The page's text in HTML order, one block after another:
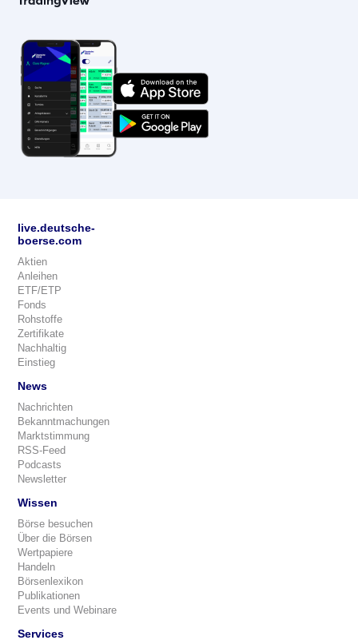
live.deutsche-
boerse.com
Aktien
Anleihen
ETF/ETP
Fonds
Rohstoffe
Zertifikate
Nachhaltig
Einstieg
News
Nachrichten
Bekanntmachungen
Marktstimmung
RSS-Feed
Podcasts
Newsletter
Wissen
Börse besuchen
Über die Börsen
Wertpapiere
Handeln
Börsenlexikon
Publikationen
Events und Webinare
Services